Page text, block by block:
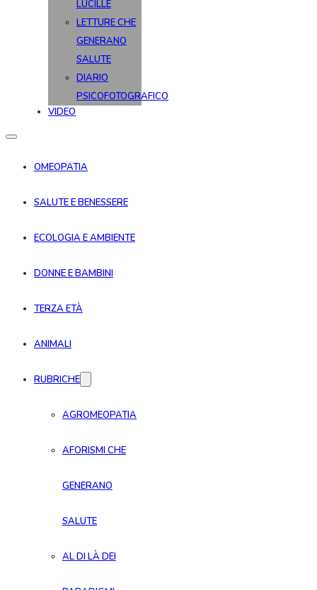
LUCILLE
LETTURE CHE
GENERANO
SALUTE
DIARIO
PSICOFOTOGRAFICO
VIDEO
OMEOPATIA
SALUTE E BENESSERE
ECOLOGIA E AMBIENTE
DONNE E BAMBINI
TERZA ETÀ
ANIMALI
RUBRICHE
AGROMEOPATIA
AFORISMI CHE
GENERANO
SALUTE
AL DI LÀ DEI